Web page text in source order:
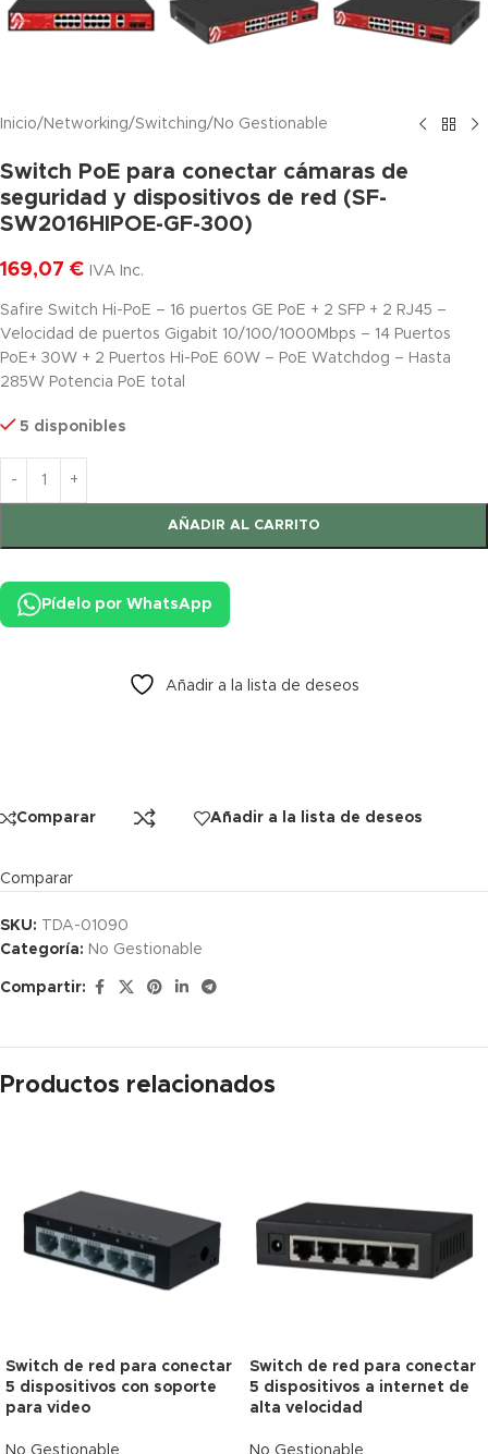
Inicio/ Networking/Switching/ No Gestionable
Switch PoE para conectar cámaras de
seguridad y dispositivos de red (SF-
SW2016HIPOE-GF-300)
169,07 € IVA Inc.
Safire Switch Hi-PoE – 16 puertos GE PoE + 2 SFP + 2 RJ45 –
Velocidad de puertos Gigabit 10/100/1000Mbps – 14 Puertos
PoE+ 30W + 2 Puertos Hi-PoE 60W – PoE Watchdog – Hasta
285W Potencia PoE total
5 disponibles
AÑADIR AL CARRITO
Pídelo por WhatsApp
Añadir a la lista de deseos
Comparar Añadir a la lista de deseos
Comparar
SKU:
TDA-01090
Categoría: No Gestionable
Compartir:
Productos relacionados
Switch de red para conectar
5 dispositivos con soporte
para video
Switch de red para conectar
5 dispositivos a internet de
alta velocidad